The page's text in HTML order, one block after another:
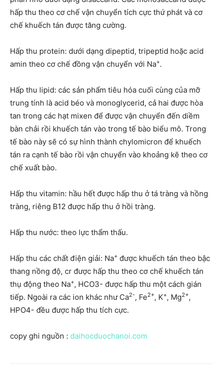
hấp thu theo cơ chế vận chuyển tích cực thứ phát và cơ
chế khuếch tán được tăng cường.
Hấp thu protein: dưới dạng dipeptid, tripeptid hoặc acid
amin theo cơ chế đồng vận chuyển với Na+.
Hấp thu lipid: các sản phẩm tiêu hóa cuối cùng của mỡ
trung tính là acid béo và monoglycerid, cả hai được hòa
tan trong các hạt mixen để được vận chuyển đến diềm
bàn chải rồi khuếch tán vào trong tế bào biểu mô. Trong
tế bào này sẽ có sự hình thành chylomicron để khuếch
tán ra cạnh tế bào rồi vận chuyển vào khoảng kẽ theo cơ
chế xuất bào.
Hấp thu vitamin: hầu hết được hấp thu ở tá tràng và hồng
tràng, riêng B12 được hấp thu ở hồi tràng.
Hấp thu nước: theo lực thẩm thấu.
Hấp thu các chất điện giải: Na+ được khuếch tán theo bậc
thang nồng độ, cr được hấp thu theo cơ chế khuếch tán
thụ động theo Na+, HCO3- được hấp thu một cách gián
tiếp. Ngoài ra các ion khác như Ca2-, Fe2+, K+, Mg2+,
HPO4- đều được hấp thu tích cực.
copy ghi nguồn : daihocduochanoi.com